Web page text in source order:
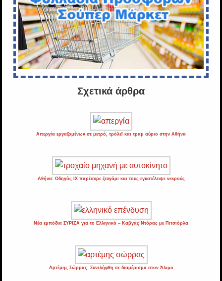
Σχετικά άρθρα
Απεργία εργαζομένων σε μετρό, τρόλεϊ και τραμ αύριο στην Αθήνα
Αθήνα: Οδηγός ΙΧ παρέσυρε ζευγάρι και τους εγκατέλειψε νεκρούς
Νέα εμπόδια ΣΥΡΙΖΑ για το Ελληνικό – Καβγάς Ντόρας με Πιτσιόρλα
Αρτέμης Σώρρας: Συνελήφθη σε διαμέρισμα στον Άλιμο